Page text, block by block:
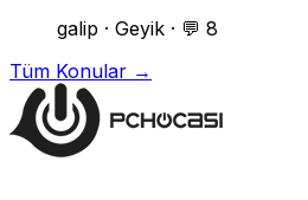
galip · Geyik · 💬 8
Tüm Konular →